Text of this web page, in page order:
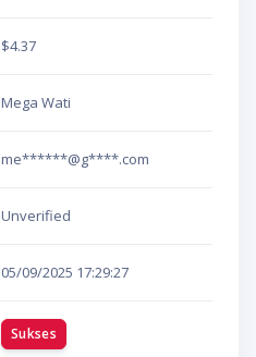
$4.37
Mega Wati
me******@g****.com
Unverified
05/09/2025 17:29:27
Sukses